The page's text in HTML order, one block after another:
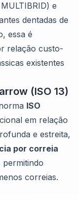
e
dentadas de
essa é
relação custo-
existentes
(ISO 13)
ISO
em relação
e estreita,
por correia
permitindo
correias.